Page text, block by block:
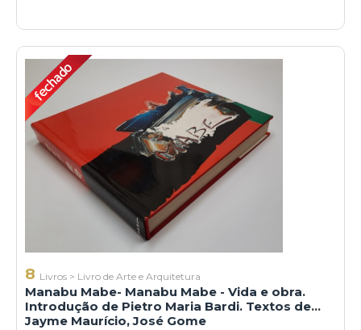
8 Livros > Livro de Arte e Arquitetura
Manabu Mabe- Manabu Mabe - Vida e obra.
Introdução de Pietro Maria Bardi. Textos de
Jayme Maurício, José Gome